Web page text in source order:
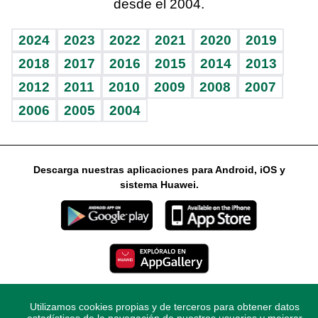
Vida y familia
Eñe
Celebrando la vida
Sin complejos
En pocas palabras
Escuchando al corazón
Economía Personal
Consulta Libre
BRV
TBT Deportivo
Más firmas
Guía del dinero
Horóscopos
desde el 2004.
2024 2023 2022 2021 2020
2019
2018
2017 2016 2015 2014
2013
2012
2011 2010 2009 2008
2007
2006
2005 2004
Descarga nuestras aplicaciones para Android, iOS y
sistema Huawei.
© 2021 Diario Libre, todos los derechos reservados.
Utilizamos cookies propias y de terceros para obtener datos